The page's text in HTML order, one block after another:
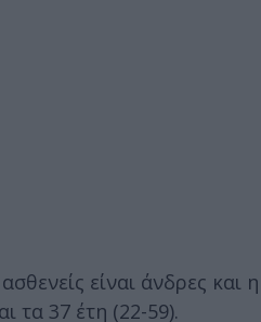
είναι άνδρες και η
τα 37 έτη (22-59).